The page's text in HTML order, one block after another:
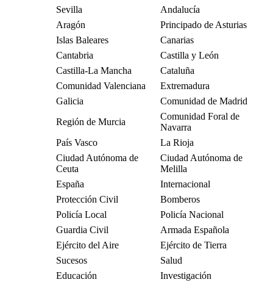
Sevilla
Andalucía
Aragón
Principado de Asturias
Islas Baleares
Canarias
Cantabria
Castilla y León
Castilla-La Mancha
Cataluña
Comunidad Valenciana
Extremadura
Galicia
Comunidad de Madrid
Región de Murcia
Comunidad Foral de
Navarra
País Vasco
La Rioja
Ciudad Autónoma de
Ceuta
Ciudad Autónoma de
Melilla
España
Internacional
Protección Civil
Bomberos
Policía Local
Policía Nacional
Guardia Civil
Armada Española
Ejército del Aire
Ejército de Tierra
Sucesos
Salud
Educación
Investigación